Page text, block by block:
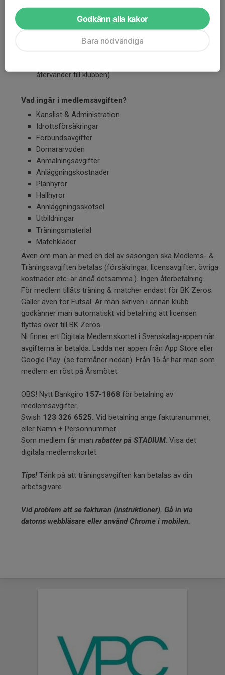
aktiv i utskott/styrelse
Aktiva Gamla Zerositer500 kreller valfritt högre
belopp (med rösträtt)
Stödmedlem 500 kr (ej rösträtt).
återvänder till klubben)
Vad ingår i medlemsavgiften?
Kanslist & Administration
Idrottsförsäkringar
Förbundsavgifter
Domararvoden
Anmälningsavgifter
Anläggningskostnader
Planhyror
Hallhyror
Annläggningsskötsel
Utbildningar
Träningsmaterial
Matchkläder
Även om man är med en del av säsongen ska Medlems- &
Träningsavgiften betalas (försäkringar, licensavgifter, övriga
kostnader etc. är ändå detsamma.). Ingen återbetalning.
För medlem tillåts träning & matcher endast för BK Zeros.
Gäller även för Futsal. Är man skriven i annan klubb
godkänner man automatiskt vid betalning att licensen
flyttas över till BK Zeros.
Ni finner ert Digitala Medlemskortet i Svenskalag-appen när
avgifterna är betalda. Ladda ner appen från App Store eller
Google Play. (se förmåner nedan). Från 16 år har man som
medlem en röst på Årsmötet.
OBS! Nytt Bankgiro 157-1868 för betalning av
medlemsavgifter.
Swish 123 326 6525. Vid betalning ange fakturanummer,
eller Namn + Personnummer.
Som medlem får man rabatter på STADIUM. Visa det
digitala medlemskortet.
Tips! Tänk på att träningsavgiften kan betalas av din
arbetsgivare.
Vid problem att se fakturan (instruktioner). Gå in via
datorns webbläsare eller använd Chrome i mobilen.
Godkänn alla kakor
Bara nödvändiga